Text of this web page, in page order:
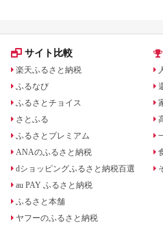
サイト比較
楽天ふるさと納税
ふるなび
ふるさとチョイス
さとふる
ふるさとプレミアム
ANAのふるさと納税
dショッピングふるさと納税百選
au PAY ふるさと納税
ふるさと本舗
ヤフーのふるさと納税